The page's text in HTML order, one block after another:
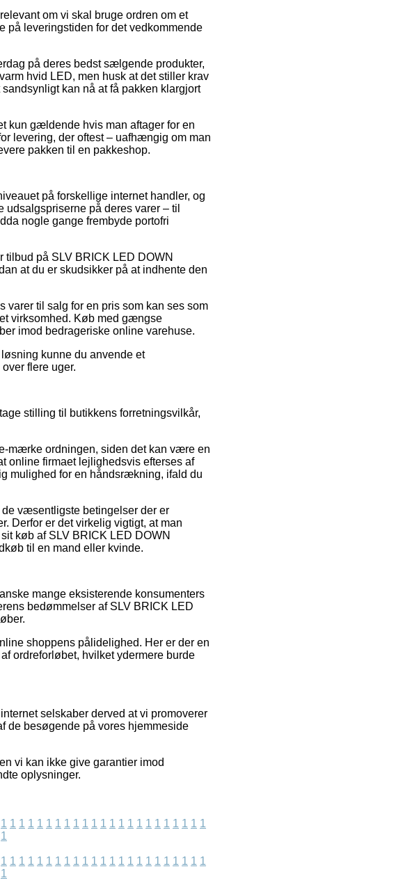
om vi skal bruge ordren om et
på leveringstiden for det vedkommende
på deres bedst sælgende produkter,
hvid LED, men husk at det stiller krav
kan nå at få pakken klargjort
kun gældende hvis man aftager for en
levering, der oftest – uafhængig om man
pakken til en pakkeshop.
på forskellige internet handler, og
på deres varer – til
nogle gange frembyde portofri
på SLV BRICK LED DOWN
at du er skudsikker på at indhente den
varer til salg for en pris som kan ses som
virksomhed. Køb med gængse
imod bedrageriske online varehuse.
kunne du anvende et
flere uger.
stilling til butikkens forretningsvilkår,
mærke ordningen, siden det kan være en
online firmaet lejlighedsvis efterses af
mulighed for en håndsrækning, ifald du
væsentligste betingelser der er
Derfor er det virkelig vigtigt, at man
køb af SLV BRICK LED DOWN
til en mand eller kvinde.
mange eksisterende konsumenters
bedømmelser af SLV BRICK LED
shoppens pålidelighed. Her er der en
ordreforløbet, hvilket ydermere burde
selskaber derved at vi promoverer
de besøgende på vores hjemmeside
vi kan ikke give garantier imod
oplysninger.
1 1 1 1 1 1 1 1 1 1 1 1 1 1 1 1 1 1 1 1 1 1 1
1
1 1 1 1 1 1 1 1 1 1 1 1 1 1 1 1 1 1 1 1 1 1 1
1